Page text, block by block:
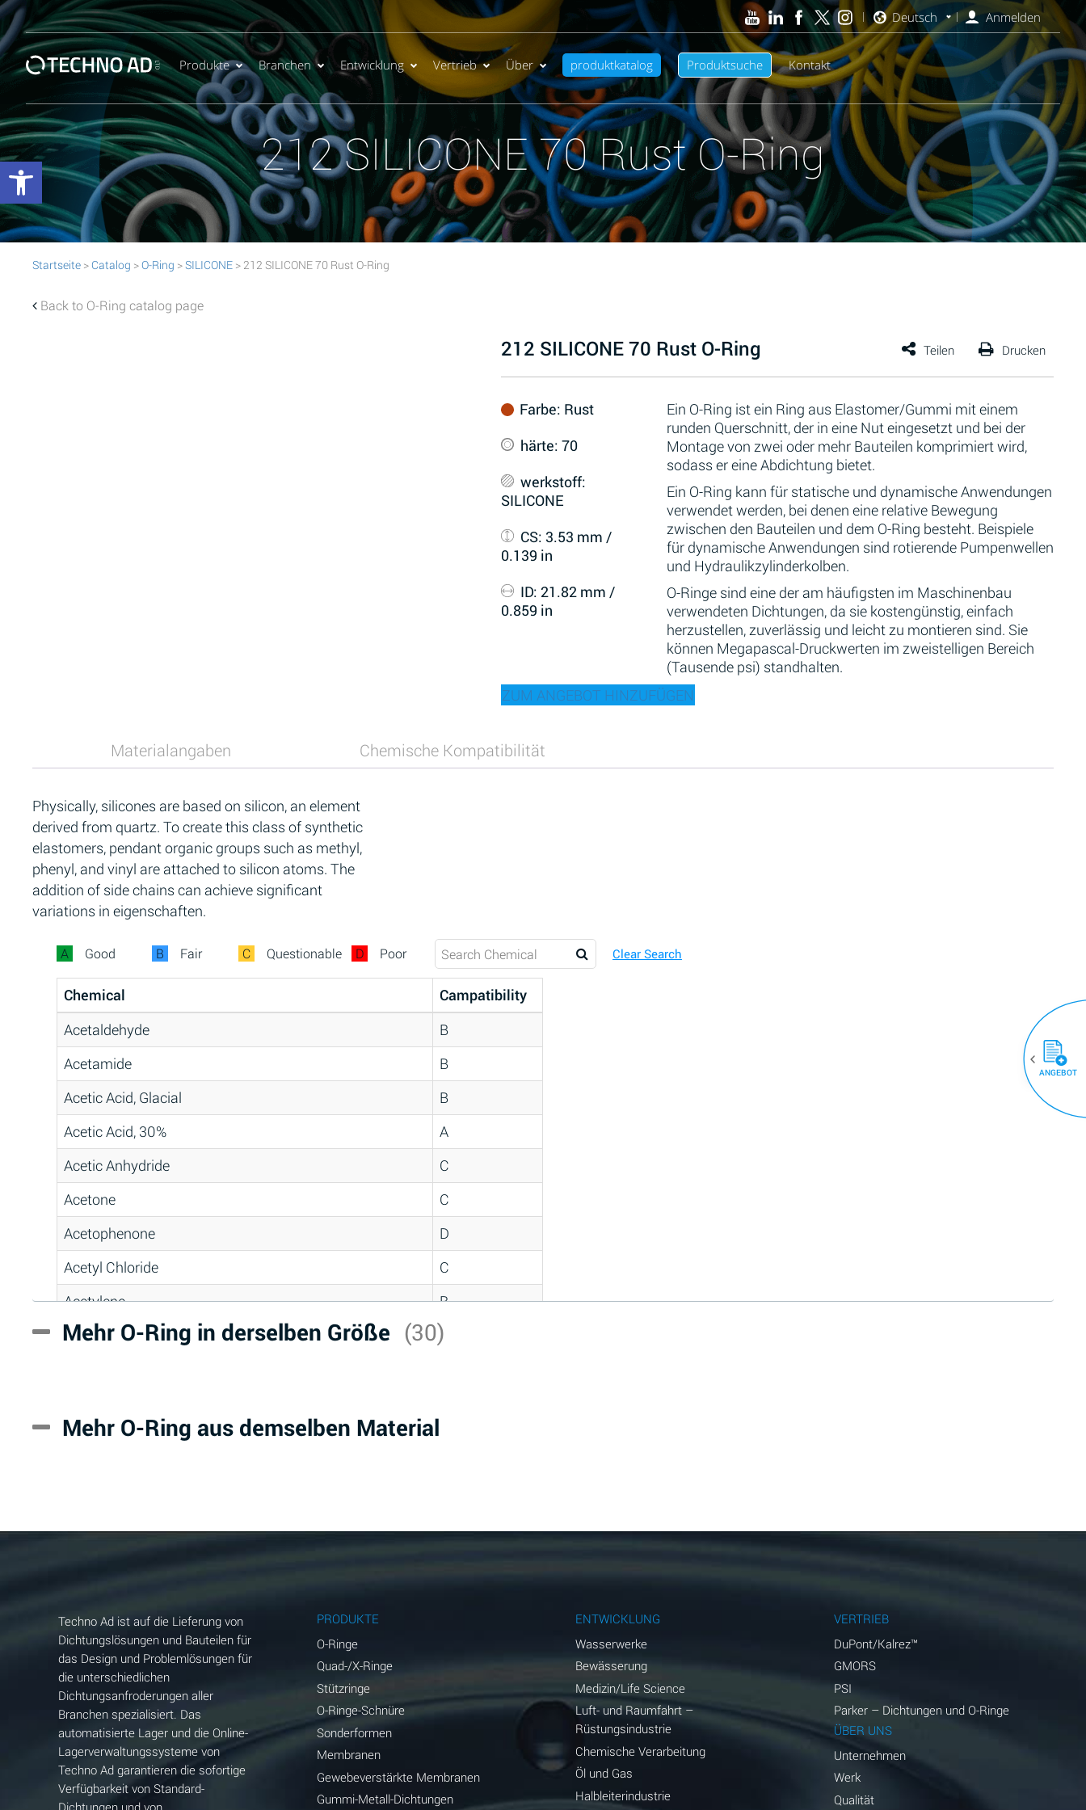
Produkte Branchen Entwicklung Vertrieb Über produktkatalog Produktsuche Kontakt
Deutsch Anmelden
212 SILICONE 70 Rust O-Ring
Startseite > Catalog >O-Ring >SILICONE > 212 SILICONE 70 Rust O-Ring
Back to O-Ring catalog page
212 SILICONE 70 Rust O-Ring
Ein O-Ring ist ein Ring aus Elastomer/Gummi mit einem
runden Querschnitt, der in eine Nut eingesetzt und bei der
Montage von zwei oder mehr Bauteilen komprimiert wird,
sodass er eine Abdichtung bietet.
Ein O-Ring kann für statische und dynamische Anwendungen
verwendet werden, bei denen eine relative Bewegung
zwischen den Bauteilen und dem O-Ring besteht. Beispiele
für dynamische Anwendungen sind rotierende Pumpenwellen
und Hydraulikzylinderkolben.
O-Ringe sind eine der am häufigsten im Maschinenbau
verwendeten Dichtungen, da sie kostengünstig, einfach
herzustellen, zuverlässig und leicht zu montieren sind. Sie
können Megapascal-Druckwerten im zweistelligen Bereich
(Tausende psi) standhalten.
Farbe: Rust
härte: 70
werkstoff:
SILICONE
CS: 3.53 mm /
0.139 in
ID: 21.82 mm /
0.859 in
ZUM ANGEBOT HINZUFÜGEN
Materialangaben Chemische Kompatibilität
Physically, silicones are based on silicon, an element
derived from quartz. To create this class of synthetic
elastomers, pendant organic groups such as methyl,
phenyl, and vinyl are attached to silicon atoms. The
addition of side chains can achieve significant
variations in eigenschaften.
A Good B Fair C Questionable D Poor Clear Search
Chemical
Campatibility
Acetaldehyde
B
Acetamide
B
Acetic Acid, Glacial
B
Acetic Acid, 30%
A
Acetic Anhydride
C
Acetone
C
Acetophenone
D
Acetyl Chloride
C
Acetylene
B
Acrlylonitrile
D
Alum-NH3-Cr-K (Aqueous)
Aluminum Fluoride (Aqueous)
B
Aluminum Sulfate (Aqueous)
Ammonia Anhydrous
Ammonia Gas (cold)
Ammonia Gas (hot)
Ammonium Carbonate (Aqueous)
*
Mehr O-Ring in derselben Größe (30)
Mehr O-Ring aus demselben Material
Techno Ad ist auf die Lieferung von
Dichtungslösungen und Bauteilen für
das Design und Problemlösungen für
die unterschiedlichen
Dichtungsanfroderungen aller
Branchen spezialisiert. Das
automatisierte Lager und die Online-
Lagerverwaltungssysteme von
Techno Ad garantieren die sofortige
Verfügbarkeit von Standard-
Dichtungen und von
PRODUKTE
O-Ringe
Quad-/X-Ringe
Stützringe
O-Ringe-Schnüre
Sonderformen
Membranen
Gewebeverstärkte Membranen
Gummi-Metall-Dichtungen
ENTWICKLUNG
Wasserwerke
Bewässerung
Medizin/Life Science
Luft- und Raumfahrt –
Rüstungsindustrie
Chemische Verarbeitung
Öl und Gas
Halbleiterindustrie
VERTRIEB
DuPont/Kalrez™
GMORS
PSI
Parker – Dichtungen und O-Ringe
ÜBER UNS
Unternehmen
Werk
Qualität
ANGEBOT
Werkzeugleiste öffnen